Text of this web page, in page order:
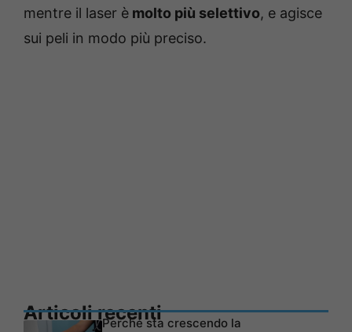
mentre il laser è molto più selettivo, e agisce
sui peli in modo più preciso.
Articoli recentiPerché sta crescendo la